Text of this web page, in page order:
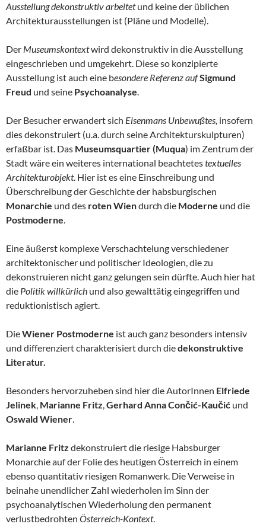
Ausstellung dekonstruktiv arbeitetund keine der üblichen
Architekturausstellungen ist (Pläne und Modelle).
Der Museumskontextwird dekonstruktiv in die Ausstellung
eingeschrieben und umgekehrt. Diese so konzipierte
Ausstellung ist auch eine besondere Referenz aufSigmund
Freud und seine Psychoanalyse.
Der Besucher erwandert sich Eisenmans Unbewußtes, insofern
dies dekonstruiert (u.a. durch seine Architekturskulpturen)
erfaßbar ist. Das Museumsquartier (Muqua) im Zentrum der
Stadt wäre ein weiteres international beachtetestextuelles
Architekturobjekt. Hier ist es eine Einschreibung und
Überschreibung der Geschichte der habsburgischen
Monarchie und des roten Wiendurch die Moderne und die
Postmoderne.
Eine äußerst komplexe Verschachtelung verschiedener
architektonischer und politischer Ideologien, die zu
dekonstruieren nicht ganz gelungen sein dürfte. Auch hier hat
die Politik willkürlich und also gewalttätig eingegriffen und
reduktionistisch agiert.
DieWiener Postmoderne ist auch ganz besonders intensiv
und differenziert charakterisiert durch diedekonstruktive
Literatur.
Besonders hervorzuheben sind hier die AutorInnen Elfriede
Jelinek, Marianne Fritz,Gerhard Anna Cončić-Kaučić und
Oswald Wiener.
Marianne Fritz dekonstruiert die riesige Habsburger
Monarchie auf der Folie des heutigen Österreich in einem
ebenso quantitativ riesigen Romanwerk. Die Verweise in
beinahe unendlicher Zahl wiederholen im Sinn der
psychoanalytischen Wiederholung den permanent
verlustbedrohten Österreich-Kontext.